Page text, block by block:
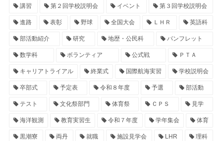
講習 第２回学校説明会 イベント 第３回学校説明会
進路 表彰 野球 全国大会 ＬＨＲ 英語科
部活動紹介 研究 地歴・公民科 パンフレット
数学科 ボランティア 公式戦 ＰＴＡ
キャリアトライアル 終業式 国際航海実習 学校説明会
卒部式 予定表 令和８年度 予選 部活動
テスト 文化祭部門 体育祭 ＣＰＳ 見学
海洋観測 教育実習生 令和７年度 学年集会 体育
黒潮寮 両丹 就職 施設見学会 LHR 理科